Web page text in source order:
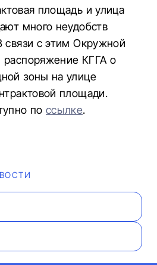
площадь и улица
много неудобств
связи с этим Окружной
распоряжение КГГА о
зоны на улице
площади.
по ссылке.